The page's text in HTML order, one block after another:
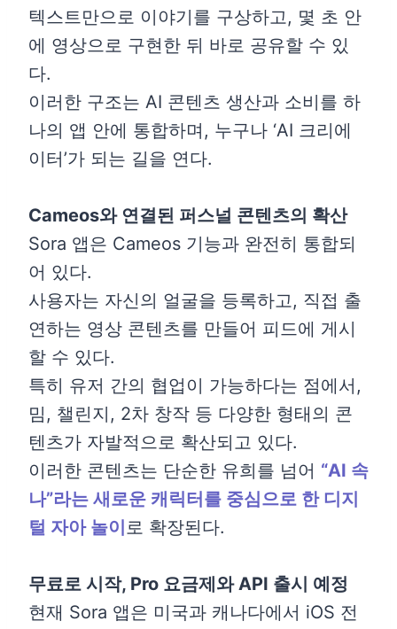
텍스트만으로 이야기를 구상하고, 몇 초 안
에 영상으로 구현한 뒤 바로 공유할 수 있
다.
이러한 구조는 AI 콘텐츠 생산과 소비를 하
나의 앱 안에 통합하며, 누구나 ‘AI 크리에
이터’가 되는 길을 연다.
Cameos와 연결된 퍼스널 콘텐츠의 확산
Sora 앱은 Cameos 기능과 완전히 통합되
어 있다.
사용자는 자신의 얼굴을 등록하고, 직접 출
연하는 영상 콘텐츠를 만들어 피드에 게시
할 수 있다.
특히 유저 간의 협업이 가능하다는 점에서,
밈, 챌린지, 2차 창작 등 다양한 형태의 콘
텐츠가 자발적으로 확산되고 있다.
이러한 콘텐츠는 단순한 유희를 넘어 “AI 속
나”라는 새로운 캐릭터를 중심으로 한 디지
털 자아 놀이로 확장된다.
무료로 시작, Pro 요금제와 API 출시 예정
현재 Sora 앱은 미국과 캐나다에서 iOS 전